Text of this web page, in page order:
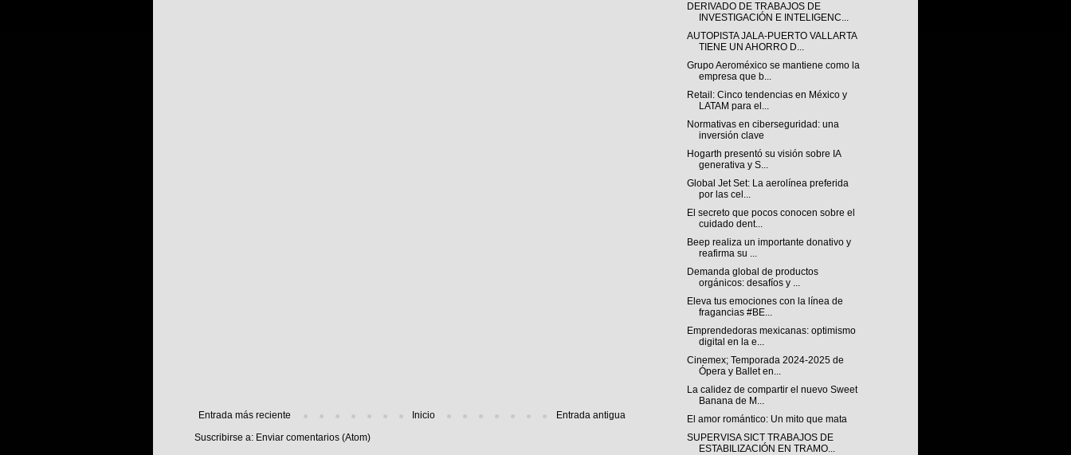
Entrada más reciente Entrada antigua
Inicio
Suscribirse a: Enviar comentarios (Atom)
DERIVADO DE TRABAJOS DE
INVESTIGACIÓN E INTELIGENC...
AUTOPISTA JALA-PUERTO VALLARTA
TIENE UN AHORRO D...
Grupo Aeroméxico se mantiene como la
empresa que b...
Retail: Cinco tendencias en México y
LATAM para el...
Normativas en ciberseguridad: una
inversión clave
Hogarth presentó su visión sobre IA
generativa y S...
Global Jet Set: La aerolínea preferida
por las cel...
El secreto que pocos conocen sobre el
cuidado dent...
Beep realiza un importante donativo y
reafirma su ...
Demanda global de productos
orgánicos: desafíos y ...
Eleva tus emociones con la línea de
fragancias #BE...
Emprendedoras mexicanas: optimismo
digital en la e...
Cinemex; Temporada 2024-2025 de
Ópera y Ballet en...
La calidez de compartir el nuevo Sweet
Banana de M...
El amor romántico: Un mito que mata
SUPERVISA SICT TRABAJOS DE
ESTABILIZACIÓN EN TRAMO...